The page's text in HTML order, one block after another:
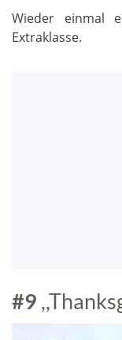
Wieder einmal
Extraklasse.
#9